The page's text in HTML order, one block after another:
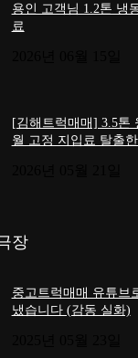
용인 고객님 1.2톤 냉
료
[김해트럭매매] 3.5톤
월 고정 지입료 탈출
장
중고트럭매매 유튜브
냈습니다 (감동 실화)